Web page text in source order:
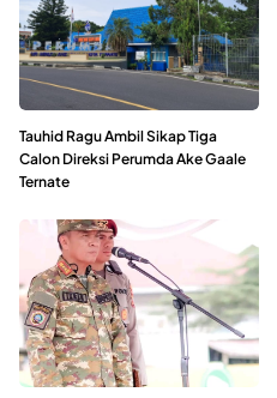
Tauhid Ragu Ambil Sikap Tiga
Calon Direksi Perumda Ake Gaale
Ternate